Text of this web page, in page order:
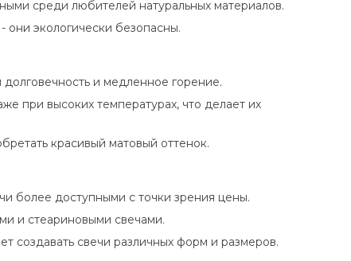
среди любителей натуральных материалов.
они экологически безопасны.
и медленное горение.
при высоких температурах, что делает их
красивый матовый оттенок.
более доступными с точки зрения цены.
и стеариновыми свечами.
создавать свечи различных форм и размеров.